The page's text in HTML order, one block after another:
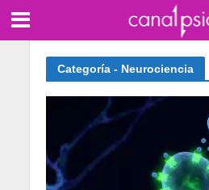
Categoría - Neurociencia